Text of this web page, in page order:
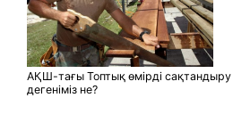
АҚШ-тағы Топтық өмірді сақтандыру
дегеніміз не?